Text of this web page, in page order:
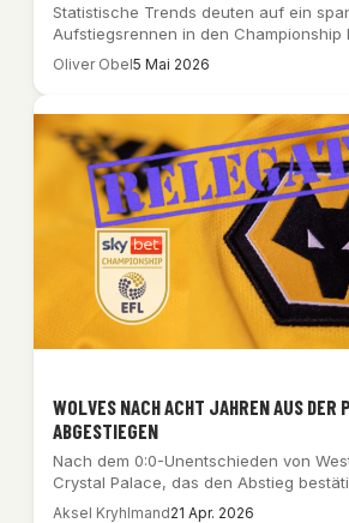
Statistische Trends deuten auf ein
Aufstiegsrennen in den Championship
wobei Southampton und…
Oliver Obel5 Mai 2026
WOLVES NACH ACHT JAHREN AUS DER
ABGESTIEGEN
Nach dem 0:0-Unentschieden von
Crystal Palace, das den Abstieg
Aksel Kryhlmand21 Apr. 2026